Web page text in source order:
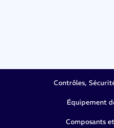
Contrôles,
Équipement
Composants